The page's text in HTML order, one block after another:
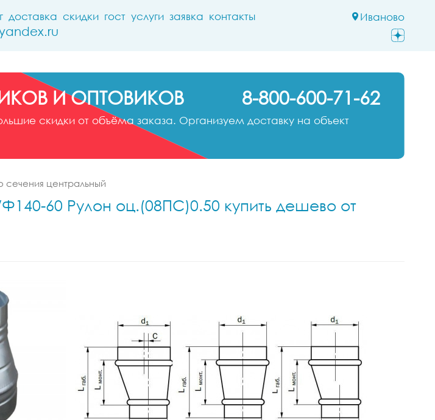
Иваново
доставка скидки гост услуги заявка контакты
И ОПТОВИКОВ 8-800-600-71-62
скидки от объёма заказа. Организуем доставку на объект
сечения центральный
60 Рулон оц.(08ПС)0.50 купить дешево от